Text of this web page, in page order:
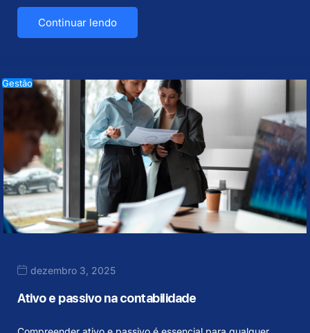
Continuar lendo
Gestão
dezembro 3, 2025
Ativo e passivo na contabilidade